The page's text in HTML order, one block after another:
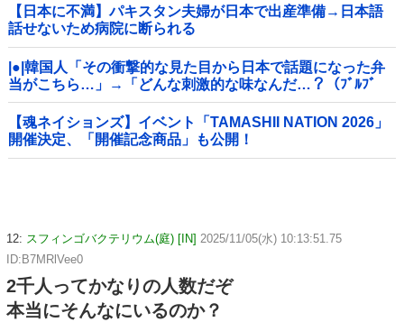
【日本に不満】パキスタン夫婦が日本で出産準備→日本語
話せないため病院に断られる
|●|韓国人「その衝撃的な見た目から日本で話題になった弁
当がこちら…」→「どんな刺激的な味なんだ…？（ﾌﾞﾙﾌﾞ
ﾙ」＝韓国の反応
【魂ネイションズ】イベント「TAMASHII NATION 2026」
開催決定、「開催記念商品」も公開！
12: スフィンゴバクテリウム(庭) [IN] 2025/11/05(水) 10:13:51.75
ID:B7MRlVee0
2千人ってかなりの人数だぞ
本当にそんなにいるのか？